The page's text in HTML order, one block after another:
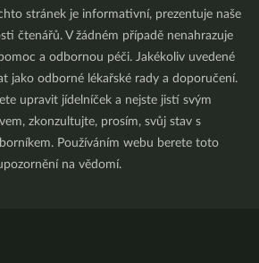
stránek je informativní, prezentuje naše
čtenářů. V žádném případě nenahrazuje
a odbornou péči. Jakékoliv uvedené
jako odborné lékařské rady a doporučení.
upravit jídelníček a nejste jistí svým
zkonzultujte, prosím, svůj stav s
Používáním webu berete toto
na vědomí.